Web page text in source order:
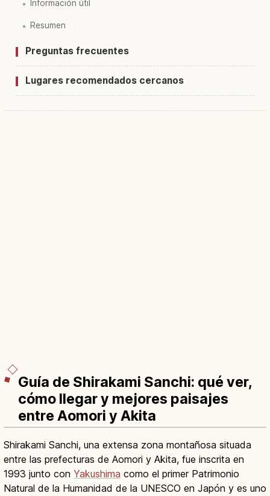
Información útil
Resumen
Preguntas frecuentes
Lugares recomendados cercanos
Guía de Shirakami Sanchi: qué ver,
cómo llegar y mejores paisajes
entre Aomori y Akita
Shirakami Sanchi, una extensa zona montañosa situada
entre las prefecturas de Aomori y Akita, fue inscrita en
1993 junto con Yakushima como el primer Patrimonio
Natural de la Humanidad de la UNESCO en Japón y es uno